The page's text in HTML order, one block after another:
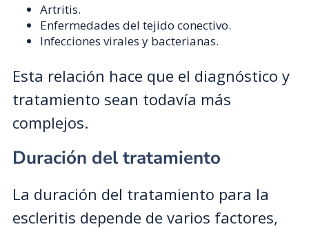
Artritis.
Enfermedades del tejido conectivo.
Infecciones virales y bacterianas.
Esta relación hace que el diagnóstico y
tratamiento sean todavía más
complejos.
Duración del tratamiento
La duración del tratamiento para la
escleritis depende de varios factores,